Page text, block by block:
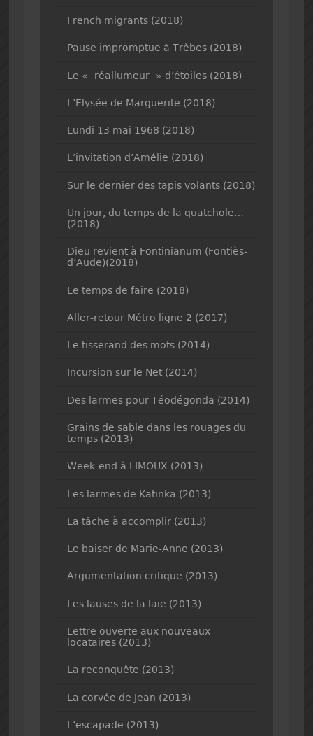
French migrants (2018)
Pause impromptue à Trèbes (2018)
Le « réallumeur » d’étoiles (2018)
L’Elysée de Marguerite (2018)
Lundi 13 mai 1968 (2018)
L’invitation d’Amélie (2018)
Sur le dernier des tapis volants (2018)
Un jour, du temps de la quatchole…
(2018)
Dieu revient à Fontinianum (Fontiès-
d’Aude)(2018)
Le temps de faire (2018)
Aller-retour Métro ligne 2 (2017)
Le tisserand des mots (2014)
Incursion sur le Net (2014)
Des larmes pour Téodégonda (2014)
Grains de sable dans les rouages du
temps (2013)
Week-end à LIMOUX (2013)
Les larmes de Katinka (2013)
La tâche à accomplir (2013)
Le baiser de Marie-Anne (2013)
Argumentation critique (2013)
Les lauses de la laie (2013)
Lettre ouverte aux nouveaux
locataires (2013)
La reconquête (2013)
La corvée de Jean (2013)
L’escapade (2013)